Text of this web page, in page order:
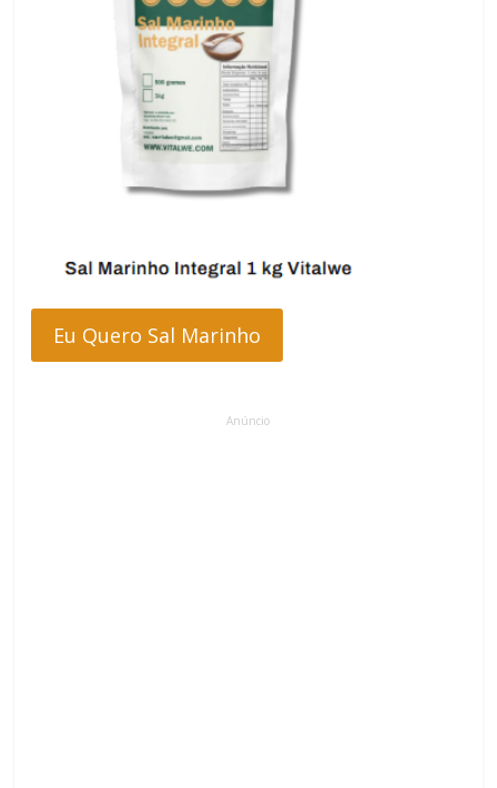
Eu Quero Sal Marinho
Anúncio